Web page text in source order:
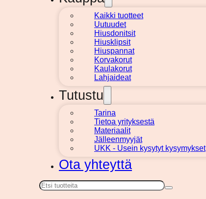
Kaikki tuotteet
Uutuudet
Hiusdonitsit
Hiusklipsit
Hiuspannat
Korvakorut
Kaulakorut
Lahjaideat
Tutustu
Tarina
Tietoa yrityksestä
Materiaalit
Jälleenmyyjät
UKK - Usein kysytyt kysymykset
Ota yhteyttä
Haku